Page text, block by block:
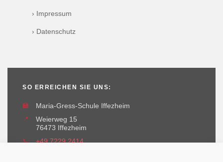
› Impressum
› Datenschutz
SO ERREICHEN SIE UNS:
🏫
Maria-Gress-Schule Iffezheim
📍
Weierweg 15
76473 Iffezheim
📞
+49 7229 2414